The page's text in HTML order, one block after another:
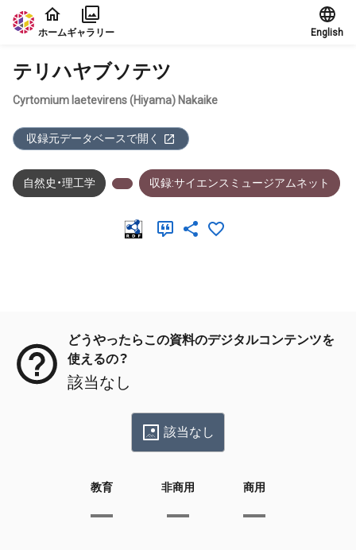
本文に飛ぶ
ホームギャラリー English
テリハヤブソテツ
Cyrtomium laetevirens (Hiyama) Nakaike
収録元データベースで開く
自然史・理工学 収録:サイエンスミュージアムネット
どうやったらこの資料のデジタルコンテンツを
使えるの？
該当なし
該当なし
教育 非商用 商用